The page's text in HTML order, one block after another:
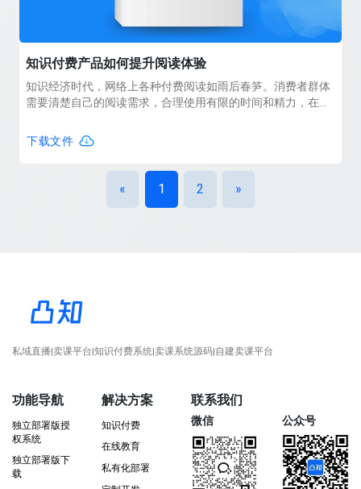
知识付费产品如何提升阅读体验
知识经济时代，网络上各种付费阅读如雨后春笋。消费者群体
需要清楚自己的阅读需求，合理使用有限的时间和精力，在实
断增强媒介使用的理性意识。
下载文件
« 1 2 »
私域直播|卖课平台|知识付费系统|卖课系统源码|自建卖课平台
功能导航
独立部署版授
权系统
独立部署版下
载
解决方案
知识付费
在线教育
私有化部署
联系我们
微信 公众号